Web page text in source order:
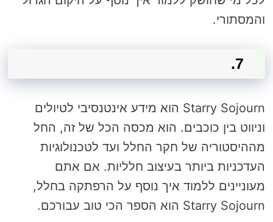
והמסתורי.
7.
Starry Sojourn הוא מידע אינטנסיבי לטיולים
וניווט בין כוכבים. הוא מכסה הכל של זה, החל
מההיסטוריה של חקר החלל ועד לטכנולוגיות
העדכניות ביותר בעיצוב חלליות. אם אתם
מעוניינים ללמוד איך נוסף על הרפתקה בחלל,
Starry Sojourn הוא הספר הכי טוב עבורכם.